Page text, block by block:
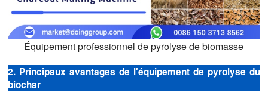
Équipement professionnel de pyrolyse de biomasse
2. Principaux avantages de l'équipement de pyrolyse du
biochar